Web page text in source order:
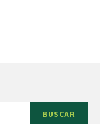
BUSCAR